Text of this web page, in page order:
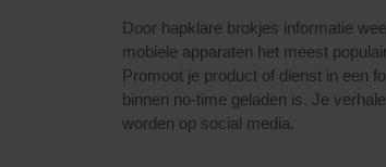
Door hapklare brokjes informatie
mobiele apparaten het meest
Promoot je product of dienst in een
binnen no-time geladen is. Je
worden op social media.